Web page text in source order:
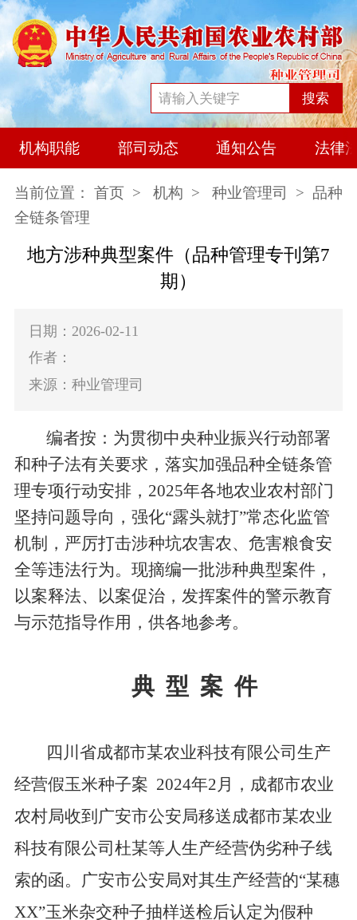
搜索
机构职能 部司动态 通知公告 法律
当前位置： 首页 > 机构 > 种业管理司
> 品种
全链条管理
地方涉种典型案件（品种管理专刊第7
期）
日期：2026-02-11
作者：
来源：种业管理司
编者按： 为贯彻中央种业振兴行动部署
和种子法有关要求，落实加强品种全链条管
理专项行动安排， 2025年各地农业农村部门
坚持问题导向，强化“露头就打”常态化监管
机制，严厉打击涉种坑农害农、危害粮食安
全等违法行为。现摘编一批涉种典型案件，
以案释法、以案促治，发挥案件的警示教育
与示范指导作用，供各地参考。
典 型 案 件
四川省成都市某农业科技有限公司生产
经营假玉米种子案 2024年2月，成都市农业
农村局收到广安市公安局移送成都市某农业
科技有限公司杜某等人生产经营伪劣种子线
索的函。广安市公安局对其生产经营的“某穗
XX”玉米杂交种子抽样送检后认定为假种